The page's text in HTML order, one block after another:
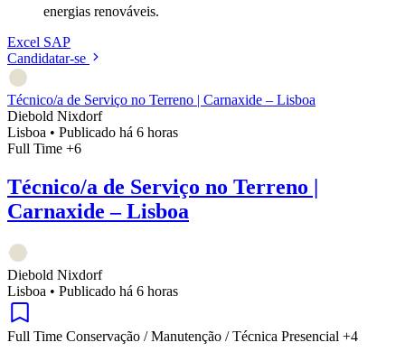
energias renováveis.
Excel SAP
Candidatar-se
Técnico/a de Serviço no Terreno | Carnaxide – Lisboa
Diebold Nixdorf
Lisboa • Publicado há 6 horas
Full Time +6
Técnico/a de Serviço no Terreno |
Carnaxide – Lisboa
Diebold Nixdorf
Lisboa • Publicado há 6 horas
Full Time Conservação / Manutenção / Técnica Presencial +4